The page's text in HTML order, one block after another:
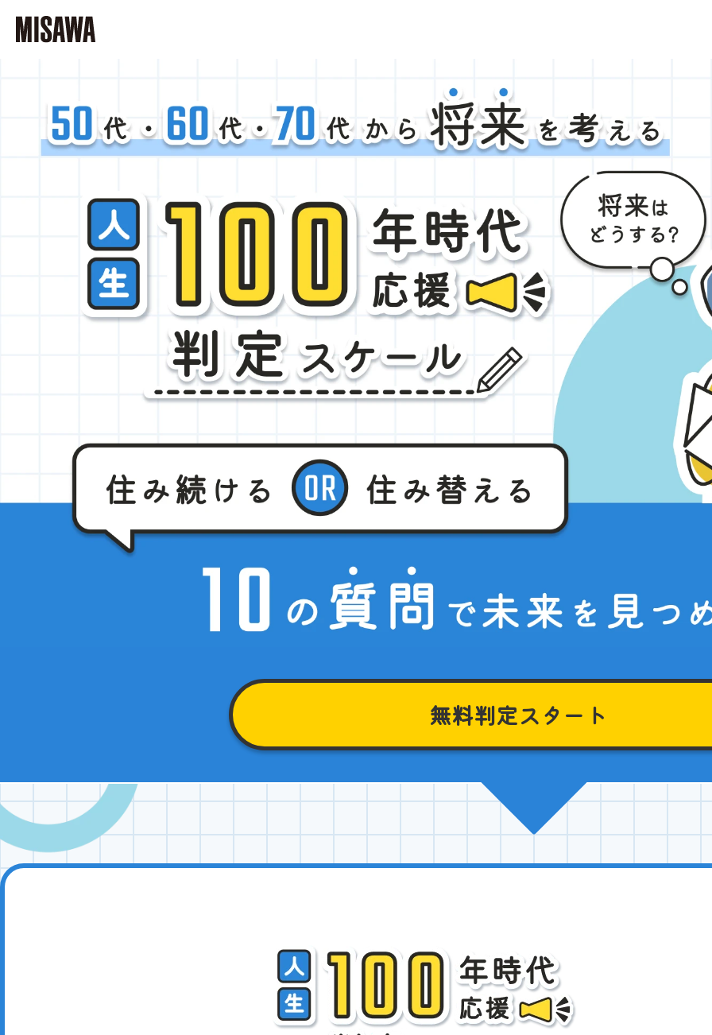
無料判定スタート